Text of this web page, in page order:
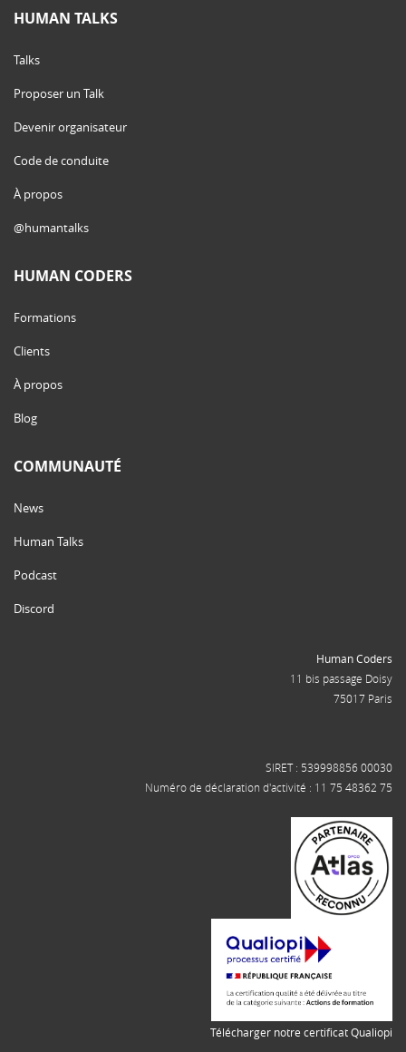
HUMAN TALKS
Talks
Proposer un Talk
Devenir organisateur
Code de conduite
À propos
@humantalks
HUMAN CODERS
Formations
Clients
À propos
Blog
COMMUNAUTÉ
News
Human Talks
Podcast
Discord
Human Coders
11 bis passage Doisy
75017 Paris
SIRET : 539998856 00030
Numéro de déclaration d'activité : 11 75 48362 75
Télécharger notre certificat Qualiopi